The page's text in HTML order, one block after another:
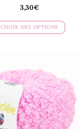
3,30€
CHOIX DES OPTIONS
plusieurs
variations.
Les
options
peuvent
être